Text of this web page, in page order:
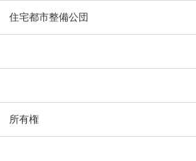
住宅都市整備公団
所有権